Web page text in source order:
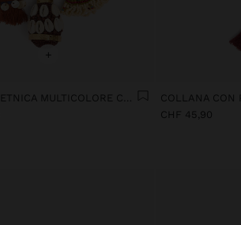
+
CHF 45,90